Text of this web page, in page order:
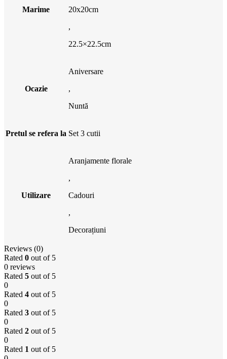
Marime
20x20cm
,
22.5×22.5cm
Ocazie
Aniversare
,
Nuntă
Pretul se refera la Set 3 cutii
Utilizare
Aranjamente florale
,
Cadouri
,
Decorațiuni
Reviews (0)
Rated 0 out of 5
0 reviews
Rated 5 out of 5
0
Rated 4 out of 5
0
Rated 3 out of 5
0
Rated 2 out of 5
0
Rated 1 out of 5